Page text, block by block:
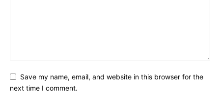
Save my name, email, and website in this browser for the
next time I comment.